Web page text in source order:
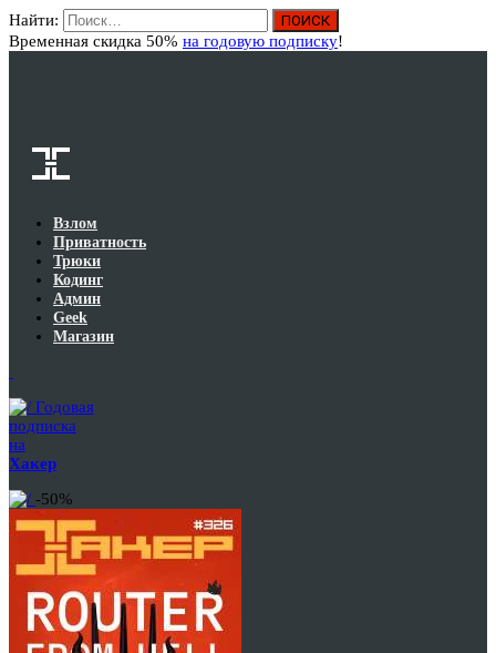
Найти:
Временная скидка 50% на годовую подписку!
Взлом
Приватность
Трюки
Кодинг
Админ
Geek
Магазин
Годовая
подписка
на
Хакер
-50%